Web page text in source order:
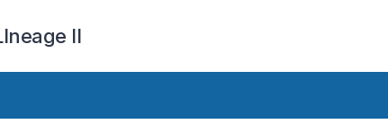
II